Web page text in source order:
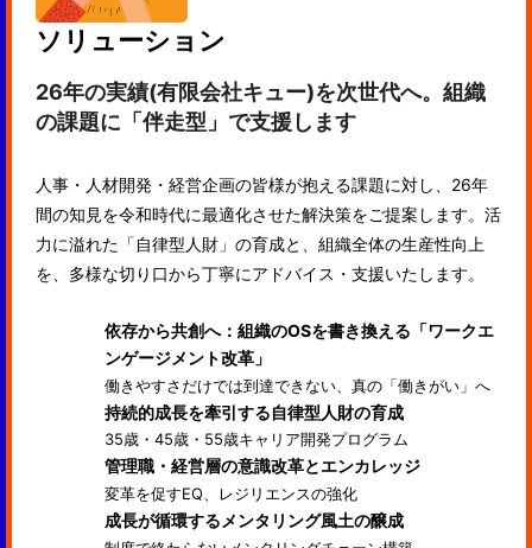
ソリューション
26年の実績(有限会社キュー)を次世代へ。組織
の課題に「伴走型」で支援します
人事・人材開発・経営企画の皆様が抱える課題に対し、26年
間の知見を令和時代に最適化させた解決策をご提案します。活
力に溢れた「自律型人財」の育成と、組織全体の生産性向上
を、多様な切り口から丁寧にアドバイス・支援いたします。
依存から共創へ：組織のOSを書き換える「ワークエ
ンゲージメント改革」
働きやすさだけでは到達できない、真の「働きがい」へ
持続的成長を牽引する自律型人財の育成
35歳・45歳・55歳キャリア開発プログラム
管理職・経営層の意識改革とエンカレッジ
変革を促すEQ、レジリエンスの強化
成長が循環するメンタリング風土の醸成